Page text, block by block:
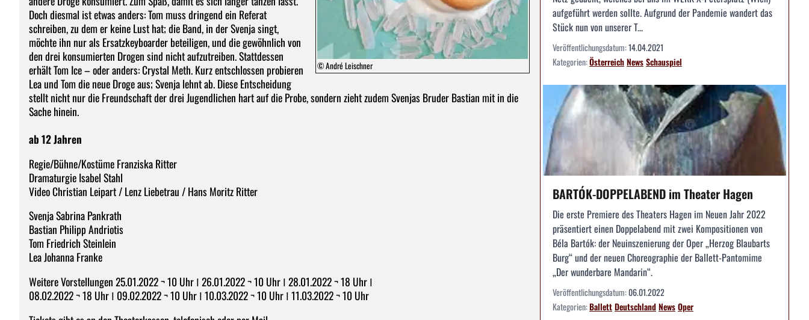
© André Leischner
Doch diesmal ist etwas anders: Tom muss dringend ein Referat
schreiben, zu dem er keine Lust hat; die Band, in der Svenja singt,
möchte ihn nur als Ersatzkeyboarder beteiligen, und die gewöhnlich von
den drei konsumierten Drogen sind nicht aufzutreiben. Stattdessen
erhält Tom Ice – oder anders: Crystal Meth. Kurz entschlossen probieren
Lea und Tom die neue Droge aus; Svenja lehnt ab. Diese Entscheidung
stellt nicht nur die Freundschaft der drei Jugendlichen hart auf die Probe, sondern zieht zudem Svenjas Bruder Bastian mit in die
Sache hinein.
ab 12 Jahren​
Regie/Bühne/Kostüme Franziska Ritter
Dramaturgie Isabel Stahl
Video Christian Leipart / Lenz Liebetrau / Hans Moritz Ritter
Svenja Sabrina Pankrath
Bastian Philipp Andriotis
Tom Friedrich Steinlein
Lea Johanna Franke
Weitere Vorstellungen 25.01.2022 ¬ 10 Uhr ǀ 26.01.2022 ¬ 10 Uhr ǀ 28.01.2022 ¬ 18 Uhr ǀ
08.02.2022 ¬ 18 Uhr ǀ 09.02.2022 ¬ 10 Uhr ǀ 10.03.2022 ¬ 10 Uhr ǀ 11.03.2022 ¬ 10 Uhr
aufgeführt werden sollte. Aufgrund der Pandemie wandert das
Stück nun von unserer T...
Veröffentlichungsdatum:14.04.2021
Kategorien:ÖsterreichNewsSchauspiel
BARTÓK-DOPPELABEND im Theater Hagen
Die erste Premiere des Theaters Hagen im Neuen Jahr 2022
präsentiert einen Doppelabend mit zwei Kompositionen von
Béla Bartók: der Neuinszenierung der Oper „Herzog Blaubarts
Burg“ und der neuen Choreographie der Ballett-Pantomime
„Der wunderbare Mandarin“.
Veröffentlichungsdatum:06.01.2022
Kategorien:BallettDeutschlandNewsOper